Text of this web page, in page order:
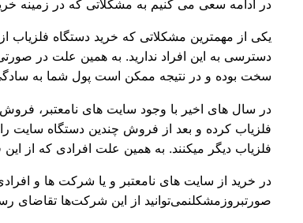
در ادامه سعی می کنیم به مشکلاتی که در زمینه
یکی از مهمترین مشکلاتی که خرید دستگاه
دسترسی به این افراد ندارید. به همین علت در
سخت بوده و در نتیجه ممکن است پول شما به
در سال های اخیر با وجود سایت های نامعتبر،
فلزیاب کرده و بعد از فروش چندین دستگاه سایت
فلزیاب دیگر میکنند. به همین علت افرادی که از
در خرید از سایت های نامعتبر و یا شرکت ها و
صورتبروزمشکلنمی‌توانید از این شرکت‌ها تقاضای